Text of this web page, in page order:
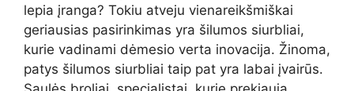
lepia įranga? Tokiu atveju vienareikšmiškai
geriausias pasirinkimas yra šilumos siurbliai,
kurie vadinami dėmesio verta inovacija. Žinoma,
patys šilumos siurbliai taip pat yra labai įvairūs.